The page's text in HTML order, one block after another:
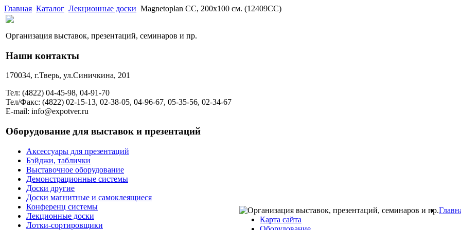
Главная Каталог Лекционные доски Magnetoplan СС, 200х100 см. (12409СС)
Организация выставок, презентаций, семинаров и пр.
Наши контакты
170034, г.Тверь, ул.Синичкина, 201
Тел: (4822) 04-45-98, 04-91-70
Тел/Факс: (4822) 02-15-13, 02-38-05, 04-96-67, 05-35-56, 02-34-67
E-mail: info@expotver.ru
Оборудование для выставок и презентаций
Аксессуары для презентаций
Бэйджи, таблички
Выставочное оборудование
Демонстрационные системы
Доски другие
Доски магнитные и самоклеящиеся
Конференц системы
Лекционные доски
Лотки-сортировщики
Карта сайта